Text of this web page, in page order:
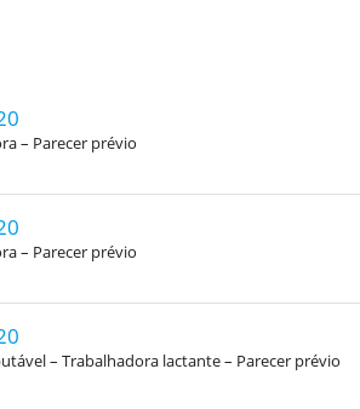
– Parecer prévio
– Parecer prévio
– Trabalhadora lactante – Parecer prévio